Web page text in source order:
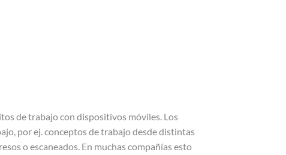
de trabajo con dispositivos móviles. Los
por ej. conceptos de trabajo desde distintas
o escaneados. En muchas compañías esto